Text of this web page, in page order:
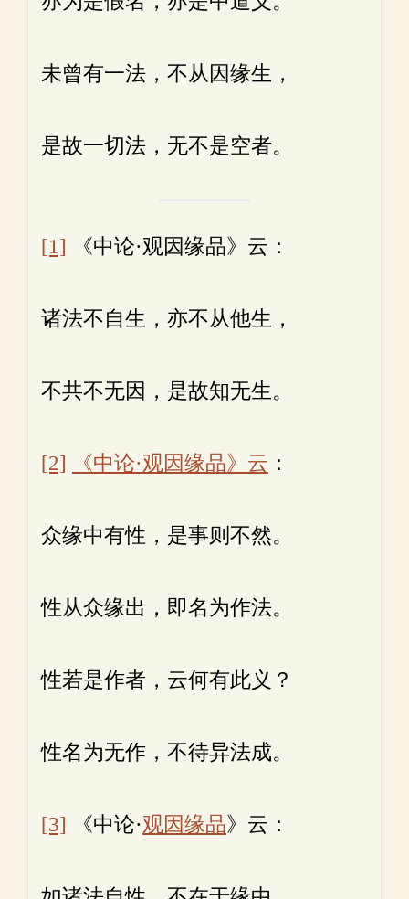
未曾有一法，不从因缘生，
是故一切法，无不是空者。
[1] 《中论·观因缘品》云：
诸法不自生，亦不从他生，
不共不无因，是故知无生。
[2] 《中论·观因缘品》云 ：
众缘中有性，是事则不然。
性从众缘出，即名为作法。
性若是作者，云何有此义？
性名为无作，不待异法成。
[3] 《中论·观因缘品》云：